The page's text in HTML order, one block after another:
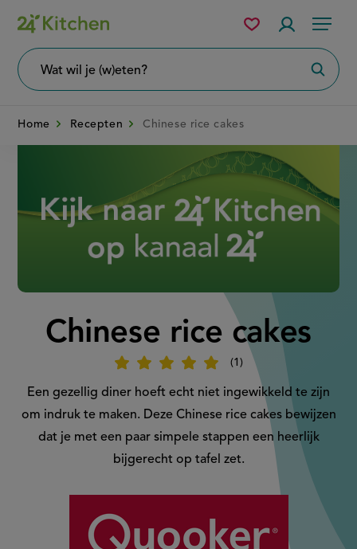
Overslaan
en
naar
Menu
wil
Mijn
bewaarde
Home Recepten Chinese rice cakes
Chinese rice cakes
1
Beoordeel
'Chinese
rice
cakes'
Een gezellig diner hoeft echt niet ingewikkeld te zijn
om indruk te maken. Deze Chinese rice cakes bewijzen
dat je met een paar simpele stappen een heerlijk
bijgerecht op tafel zet.
door: